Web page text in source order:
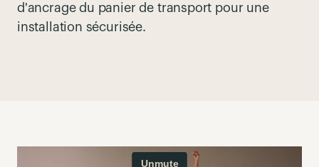
d'ancrage du panier de transport pour une
installation sécurisée.